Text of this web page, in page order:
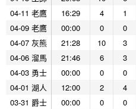
04-11 老鷹
16:29 4 1
04-09 老鷹
00:00 0 0
04-07 灰熊
21:28 10 3
04-06 溜馬
21:46 6 3
04-03 勇士
00:00 0 0
04-01 湖人
12:00 2 4
03-31 爵士
00:00 0 0